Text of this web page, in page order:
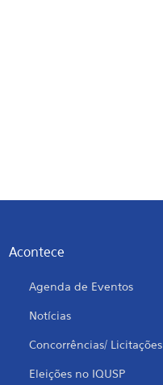
Acontece
Agenda de Eventos
Notícias
Concorrências/ Licitações
Eleições no IQUSP